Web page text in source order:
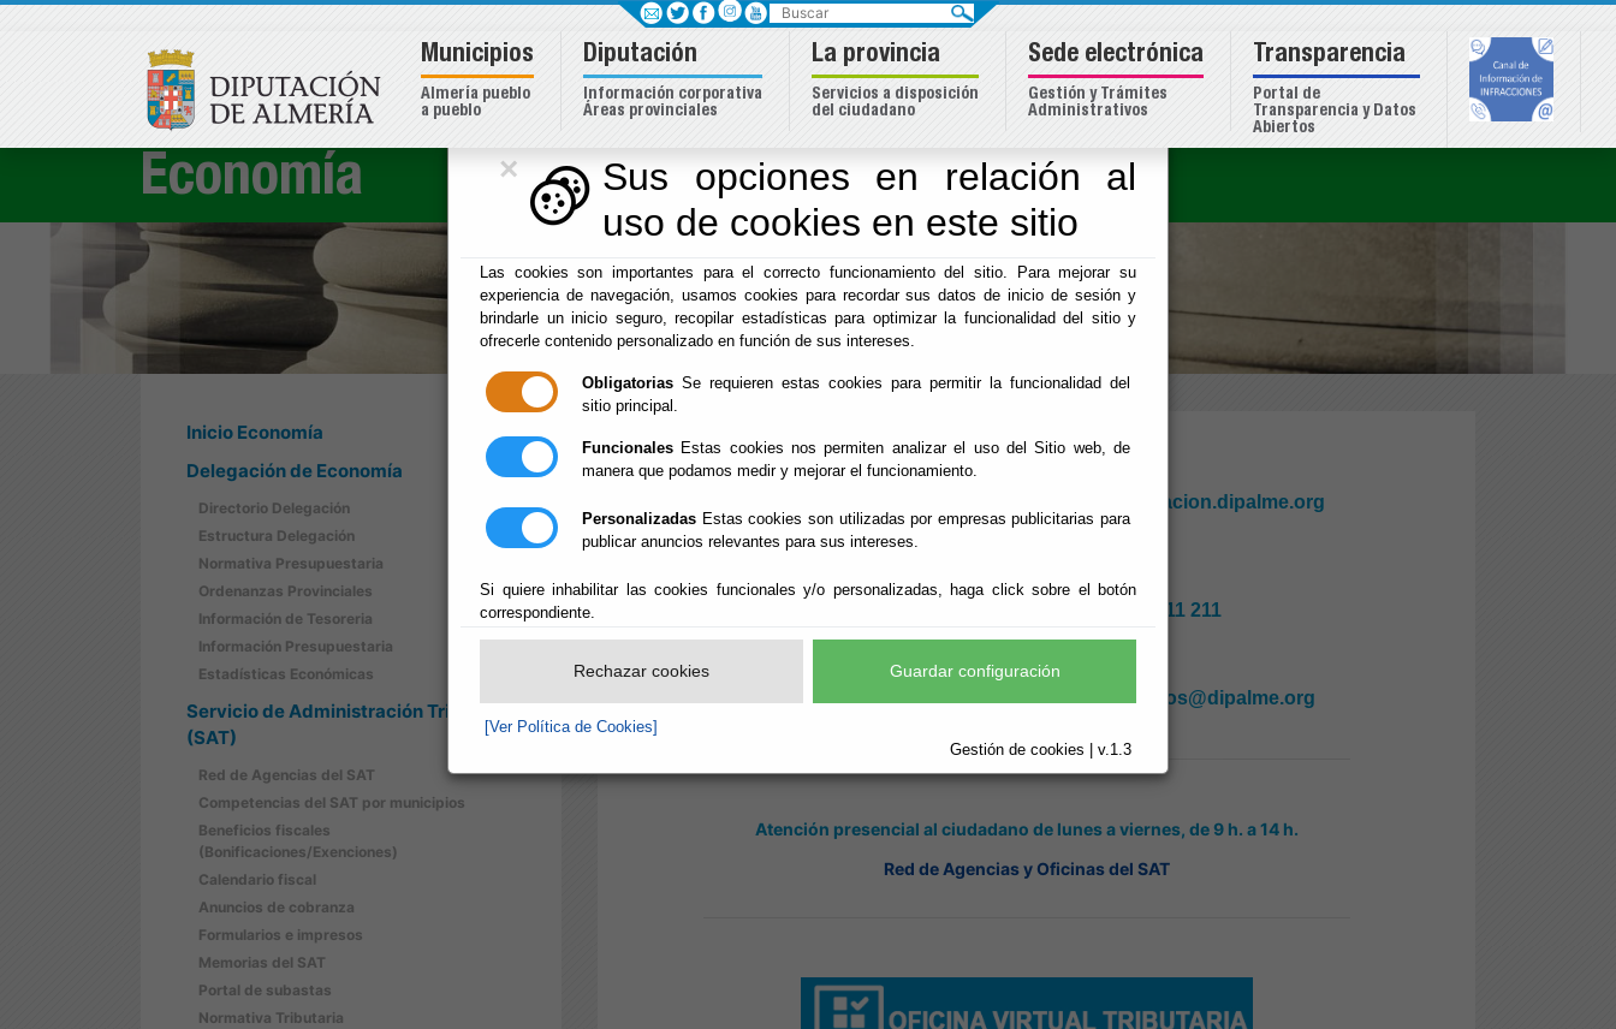
×
Sus opciones en relación al
uso de cookies en este sitio
Las cookies son importantes para el correcto funcionamiento del sitio. Para mejorar su
experiencia de navegación, usamos cookies para recordar sus datos de inicio de sesión y
brindarle un inicio seguro, recopilar estadísticas para optimizar la funcionalidad del sitio y
ofrecerle contenido personalizado en función de sus intereses.
Obligatorias Se requieren estas cookies para permitir la funcionalidad del
sitio principal.
Funcionales Estas cookies nos permiten analizar el uso del Sitio web, de
manera que podamos medir y mejorar el funcionamiento.
Personalizadas Estas cookies son utilizadas por empresas publicitarias para
publicar anuncios relevantes para sus intereses.
Si quiere inhabilitar las cookies funcionales y/o personalizadas, haga click sobre el botón
correspondiente.
Rechazar cookies Guardar configuración
[Ver Política de Cookies]
Gestión de cookies | v.1.3
Economía
Inicio Economía
Delegación de Economía
Directorio Delegación
Estructura Delegación
Normativa Presupuestaria
Ordenanzas Provinciales
Información de Tesoreria
Información Presupuestaria
Estadísticas Económicas
Servicio de Administración Tributaria
(SAT)
Red de Agencias del SAT
Competencias del SAT por municipios
Beneficios fiscales
(Bonificaciones/Exenciones)
Calendario fiscal
Anuncios de cobranza
Formularios e impresos
Memorias del SAT
Portal de subastas
Normativa Tributaria
Inicio
recaudacion.dipalme.org
950 211 211
trib utos@dipalme.org
Atención presencial al ciudadano de lunes a viernes, de 9 h. a 14 h.
Red de Agencias y Oficinas del SAT
Buscar
Municipios
Almería pueblo
a pueblo
Diputación
Información corporativa
Áreas provinciales
La provincia
Servicios a disposición
del ciudadano
Sede electrónica
Gestión y Trámites
Administrativos
Transparencia
Portal de
Transparencia y Datos
Abiertos